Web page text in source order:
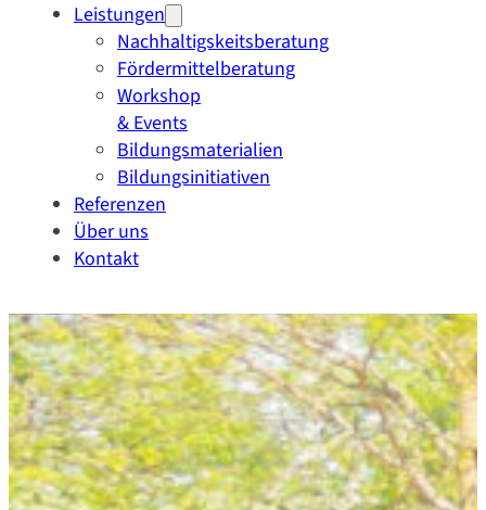
Leistungen
Nachhaltigskeitsberatung
Fördermittelberatung
Workshop
& Events
Bildungsmaterialien
Bildungsinitiativen
Referenzen
Über uns
Kontakt